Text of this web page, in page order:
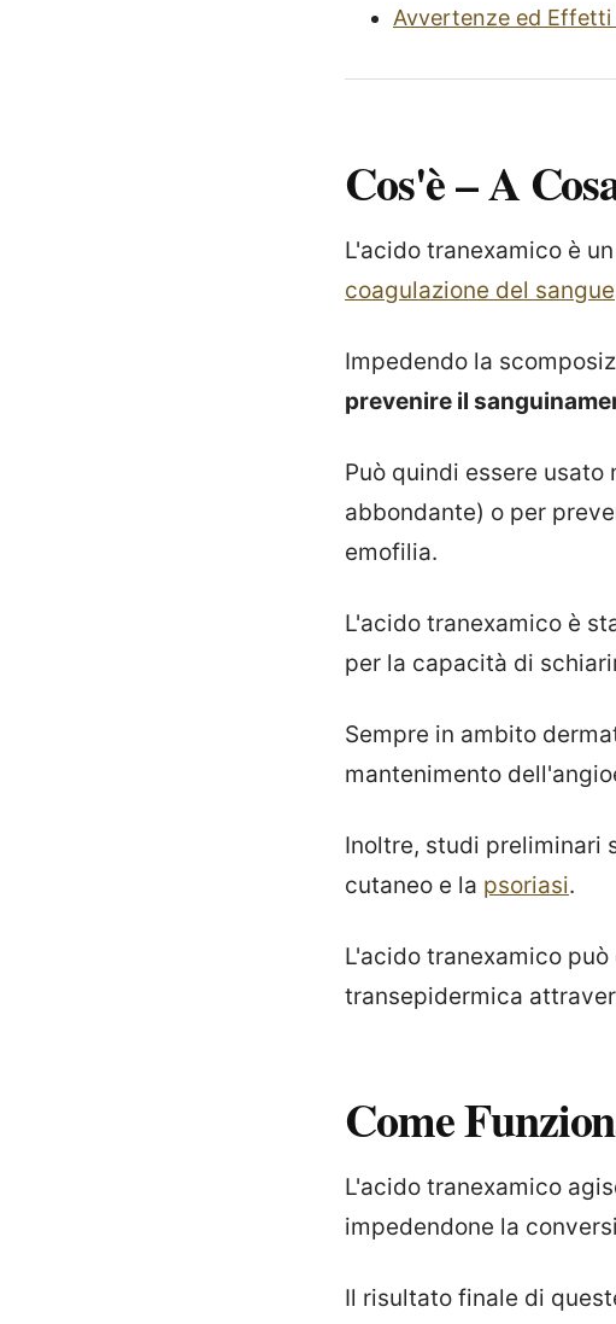
Avvertenze ed Effetti
Cos'è – A
L'acido tranexamico è
coagulazione del sangue
Impedendo la
prevenire il
Può quindi essere
abbondante) o per
emofilia.
L'acido tranexamico è
per la capacità di
Sempre in ambito
mantenimento
Inoltre, studi preliminari
cutaneo e la psoriasi.
L'acido tranexamico
transepidermica
Come
L'acido tranexamico
impedendone la
Il risultato finale di